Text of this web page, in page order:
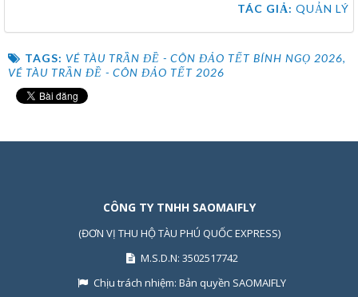
TÁC GIẢ: QUẢN LÝ
TAGS: VÉ TÀU TRẦN ĐỀ - CÔN ĐẢO TẾT BÍNH NGỌ 2026,
VÉ TÀU TRẦN ĐỀ - CÔN ĐẢO TẾT 2026
CÔNG TY TNHH SAOMAIFLY
(ĐƠN VỊ THU HỘ TÀU PHÚ QUỐC EXPRESS)
M.S.D.N: 3502517742
Chịu trách nhiệm: Bản quyền SAOMAIFLY